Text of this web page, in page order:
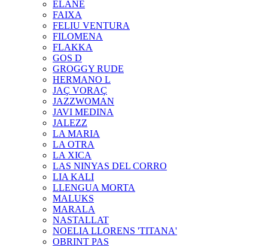
ELANE
FAIXA
FELIU VENTURA
FILOMENA
FLAKKA
GOS D
GROGGY RUDE
HERMANO L
JAÇ VORAÇ
JAZZWOMAN
JAVI MEDINA
JALEZZ
LA MARIA
LA OTRA
LA XICA
LAS NINYAS DEL CORRO
LIA KALI
LLENGUA MORTA
MALUKS
MARALA
NASTALLAT
NOELIA LLORENS 'TITANA'
OBRINT PAS